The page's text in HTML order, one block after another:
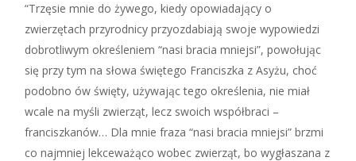
“Trzęsie mnie do żywego, kiedy opowiadający o
zwierzętach przyrodnicy przyozdabiają swoje wypowiedzi
dobrotliwym określeniem “nasi bracia mniejsi”, powołując
się przy tym na słowa świętego Franciszka z Asyżu, choć
podobno ów święty, używając tego określenia, nie miał
wcale na myśli zwierząt, lecz swoich współbraci –
franciszkanów… Dla mnie fraza “nasi bracia mniejsi” brzmi
co najmniej lekceważąco wobec zwierząt, bo wygłaszana z